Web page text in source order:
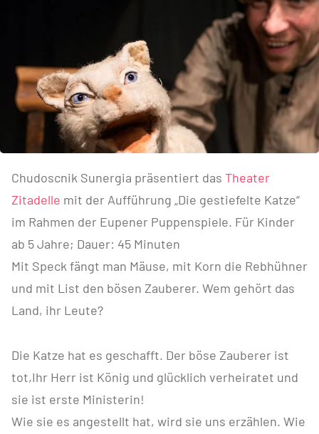
Chudoscnik Sunergia präsentiert das Theater
Zitadelle mit der Aufführung „Die gestiefelte Katze“
im Rahmen der Eupener Puppenspiele. Für Kinder
ab 5 Jahre; Dauer: 45 Minuten
Mit Speck fängt man Mäuse, mit Korn die Rebhühner
und mit List den bösen Zauberer. Wem gehört das
Land, ihr Leute?
Die Katze hat es geschafft. Der böse Zauberer ist
tot,Ihr Herr ist König und glücklich verheiratet und
sie ist erste Ministerin!
Wie sie es angestellt hat, wird sie uns erzählen. Wie